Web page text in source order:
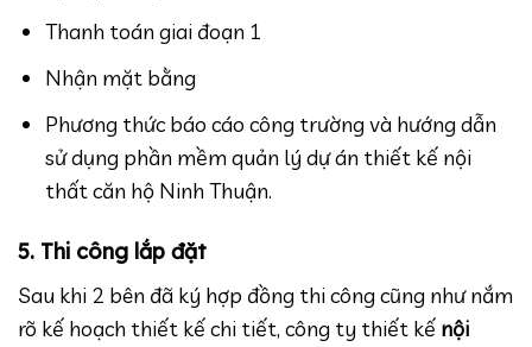
Thanh toán giai đoạn 1
Nhận mặt bằng
Phương thức báo cáo công trường và hướng dẫn
sử dụng phần mềm quản lý dự án thiết kế nội
thất căn hộ Ninh Thuận.
5. Thi công lắp đặt
Sau khi 2 bên đã ký hợp đồng thi công cũng như nắm
rõ kế hoạch thiết kế chi tiết, công ty thiết kế nội